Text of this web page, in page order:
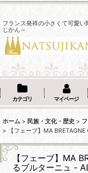
フランス発祥の小さくて可愛
じかん～
カテゴリ マイページ
ホーム > 民族・文化・歴史 >
>
【フェーブ】MA
【フェーブ】MA
るブルターニュ -